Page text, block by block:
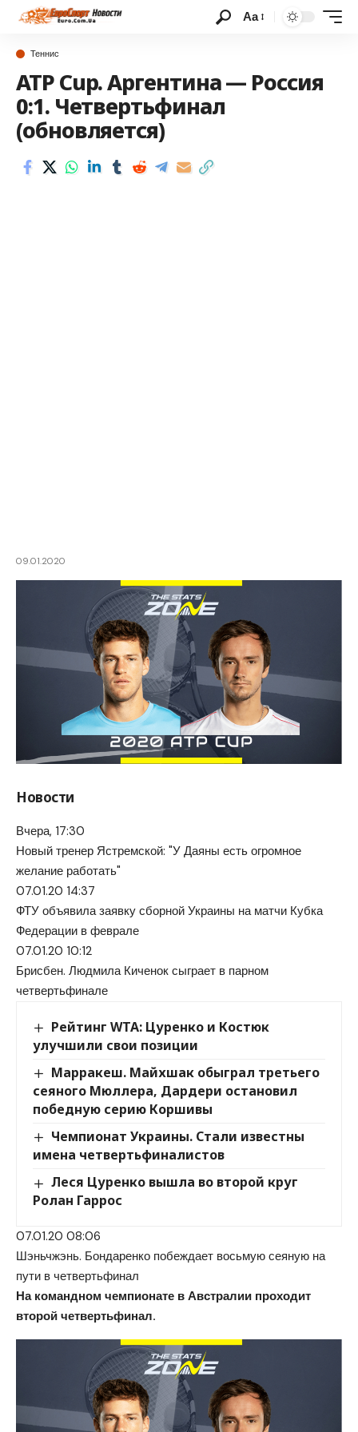
Аа
Теннис
ATP Cup. Аргентина — Россия
0:1. Четвертьфинал
(обновляется)
09.01.2020
Новости
Вчера, 17:30
Новый тренер Ястремской: "У Даяны есть огромное
желание работать"
07.01.20 14:37
ФТУ объявила заявку сборной Украины на матчи Кубка
Федерации в феврале
07.01.20 10:12
Брисбен. Людмила Киченок сыграет в парном
четвертьфинале
Рейтинг WTA: Цуренко и Костюк
улучшили свои позиции
Марракеш. Майхшак обыграл третьего
сеяного Мюллера, Дардери остановил
победную серию Коршивы
Чемпионат Украины. Стали известны
имена четвертьфиналистов
Леся Цуренко вышла во второй круг
Ролан Гаррос
07.01.20 08:06
Шэньчжэнь. Бондаренко побеждает восьмую сеяную на
пути в четвертьфинал
На командном чемпионате в Австралии проходит
второй четвертьфинал.